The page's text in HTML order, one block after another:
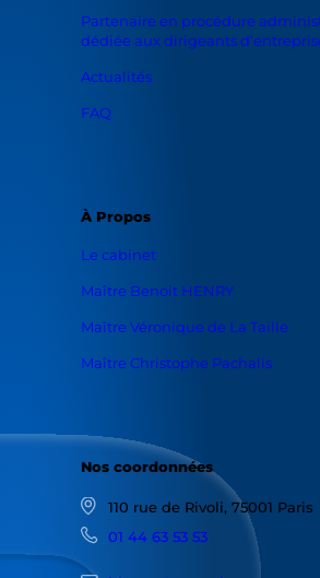
Partenaire en procédure
dédiée aux dirigeants
Actualités
FAQ
À Propos
Le cabinet
Maître Benoit HENRY
Maître Véronique de La Taille
Maître Christophe Pachalis
Nos coordonnées
110 rue de Rivoli, 75001 Paris
01 44 63 53 53